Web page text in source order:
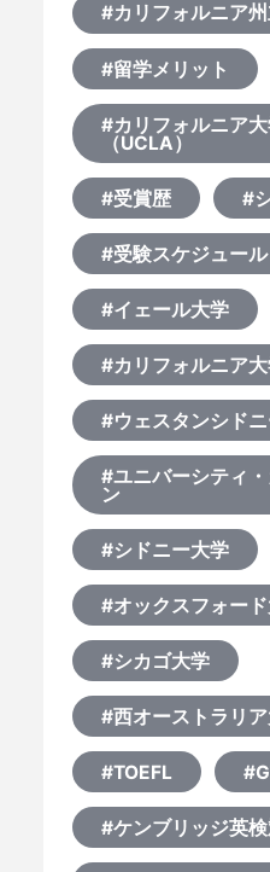
#カリフォルニア
#留学メリット
#カリフォルニア
（UCLA）
#受賞歴 #
#受験スケジュール
#イェール大学
#カリフォルニア
#ウェスタンシド
#ユニバーシティ
ン
#シドニー大学
#オックスフォー
#シカゴ大学
#西オーストラリ
#TOEFL
#ケンブリッジ英